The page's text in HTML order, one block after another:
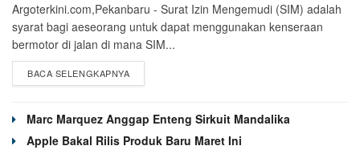
Argoterkini.com,Pekanbaru - Surat Izin Mengemudi (SIM) adalah
syarat bagi aeseorang untuk dapat menggunakan kenseraan
bermotor di jalan di mana SIM...
BACA SELENGKAPNYA
Marc Marquez Anggap Enteng Sirkuit Mandalika
Apple Bakal Rilis Produk Baru Maret Ini